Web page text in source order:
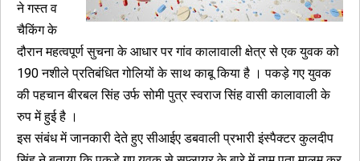
ने गस्त व
चैकिंग के
दौरान महत्वपूर्ण सुचना के आधार पर गांव कालावाली क्षेत्र से एक युवक को
190 नशीले प्रतिबंधित गोलियों के साथ काबू किया है । पकड़े गए युवक
की पहचान बीरबल सिंह उर्फ सोमी पुत्र स्वराज सिंह वासी कालावाली के
रुप में हुई है ।
इस संबंध में जानकारी देते हुए सीआईए डबवाली प्रभारी इंस्पैक्टर कुलदीप